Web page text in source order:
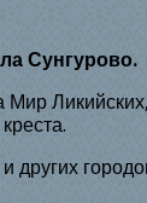
Сунгурово.